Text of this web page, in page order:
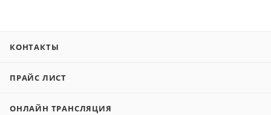
КОНТАКТЫ
ПРАЙС ЛИСТ
ОНЛАЙН ТРАНСЛЯЦИЯ